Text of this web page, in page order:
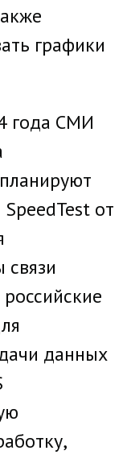
графики
года СМИ
от
связи
данных